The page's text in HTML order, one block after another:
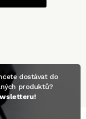
dostávat do
produktů?